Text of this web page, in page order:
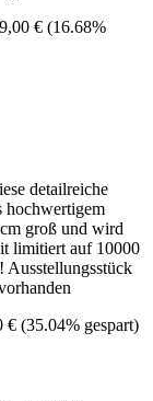
€ (16.68%
detailreiche
hochwertigem
groß und wird
limitiert auf 10000
Ausstellungsstück
€ (35.04% gespart)